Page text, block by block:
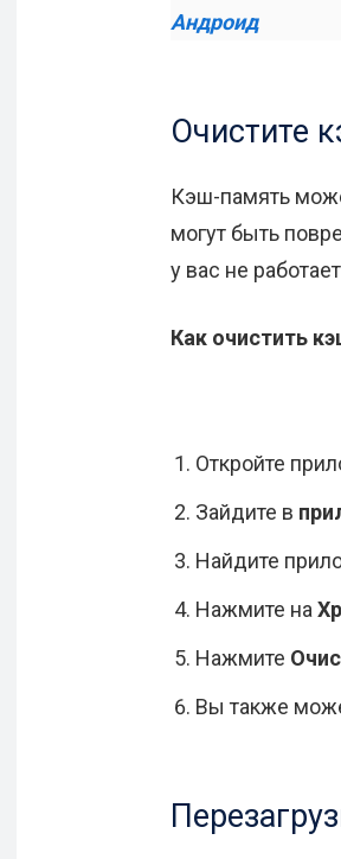
Андроид
Очистите
Кэш-память
могут быть
у вас не
Как очистить
Откройте
Зайдите в
Найдите
Нажмите на
Нажмите
Вы также